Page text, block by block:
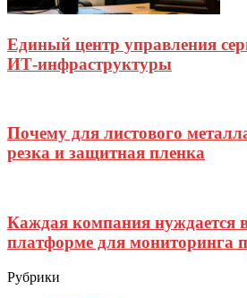
Единый центр управления
ИТ-инфраструктуры
Почему для листового
резка и защитная пленка
Каждая компания нуждается
платформе для мониторинга
Рубрики